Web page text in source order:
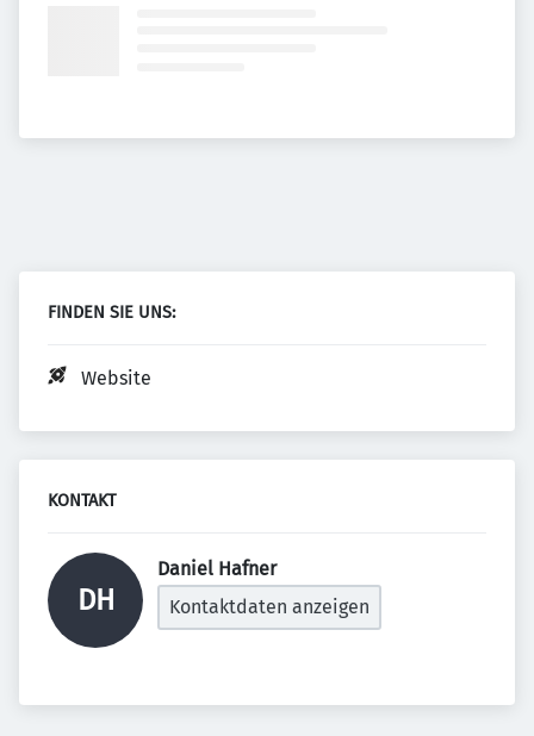
FINDEN SIE UNS:
Website
KONTAKT
DH
Daniel Hafner
Kontaktdaten anzeigen